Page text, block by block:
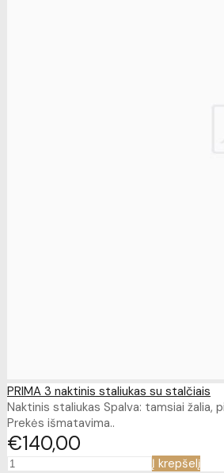
PRIMA 3 naktinis staliukas su stalčiais
Naktinis staliukas Spalva: tamsiai žalia,
Prekės išmatavima..
€14000
Į krepšelį